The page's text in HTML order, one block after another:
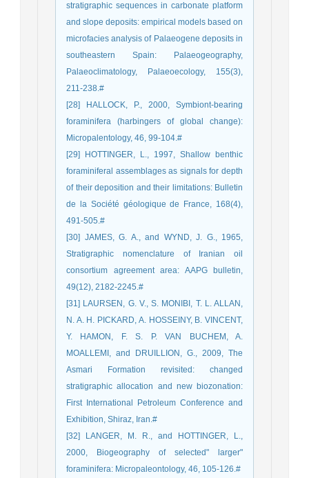
stratigraphic sequences in carbonate platform
and slope deposits: empirical models based on
microfacies analysis of Palaeogene deposits in
southeastern Spain: Palaeogeography,
Palaeoclimatology, Palaeoecology, 155(3),
211-238.‏#
[28] HALLOCK, P., 2000, Symbiont-bearing
foraminifera (harbingers of global change):
Micropalentology, 46, 99-104.#
[29] HOTTINGER, L., 1997, Shallow benthic
foraminiferal assemblages as signals for depth
of their deposition and their limitations: Bulletin
de la Société géologique de France, 168(4),
491-505.‏#
[30] JAMES, G. A., and WYND, J. G., 1965,
Stratigraphic nomenclature of Iranian oil
consortium agreement area: AAPG bulletin,
49(12), 2182-2245.‏#
[31] LAURSEN, G. V., S. MONIBI, T. L. ALLAN,
N. A. H. PICKARD, A. HOSSEINY, B. VINCENT,
Y. HAMON, F. S. P. VAN BUCHEM, A.
MOALLEMI, and DRUILLION, G., 2009, The
Asmari Formation revisited: changed
stratigraphic allocation and new biozonation:
First International Petroleum Conference and
Exhibition, Shiraz, Iran.#
[32] LANGER, M. R., and HOTTINGER, L.,
2000, Biogeography of selected" larger"
foraminifera: Micropaleontology, 46, 105-126.‏#